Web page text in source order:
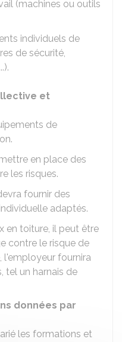
(machines ou outils
individuels de
de sécurité,
et
de
en place des
les risques.
fournir des
adaptés.
en toiture, il peut être
contre le risque de
l'employeur fournira
tel un harnais de
données par
les formations et